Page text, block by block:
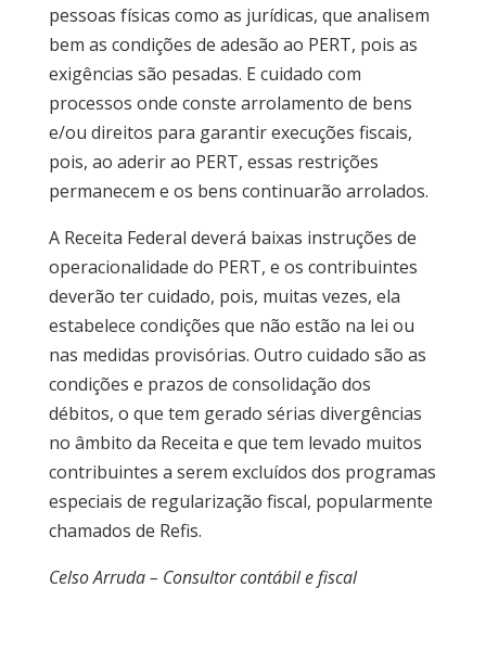
pessoas físicas como as jurídicas, que analisem
bem as condições de adesão ao PERT, pois as
exigências são pesadas. E cuidado com
processos onde conste arrolamento de bens
e/ou direitos para garantir execuções fiscais,
pois, ao aderir ao PERT, essas restrições
permanecem e os bens continuarão arrolados.
A Receita Federal deverá baixas instruções de
operacionalidade do PERT, e os contribuintes
deverão ter cuidado, pois, muitas vezes, ela
estabelece condições que não estão na lei ou
nas medidas provisórias. Outro cuidado são as
condições e prazos de consolidação dos
débitos, o que tem gerado sérias divergências
no âmbito da Receita e que tem levado muitos
contribuintes a serem excluídos dos programas
especiais de regularização fiscal, popularmente
chamados de Refis.
Celso Arruda – Consultor contábil e fiscal